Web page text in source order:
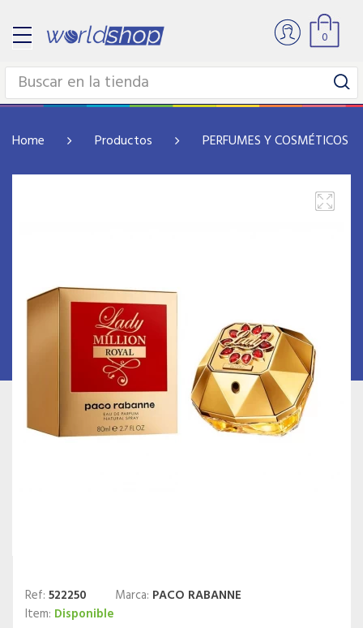
0
Home Productos PERFUMES Y COSMÉTICOS
Ref: 522250 Marca: PACO RABANNE
Item: Disponible